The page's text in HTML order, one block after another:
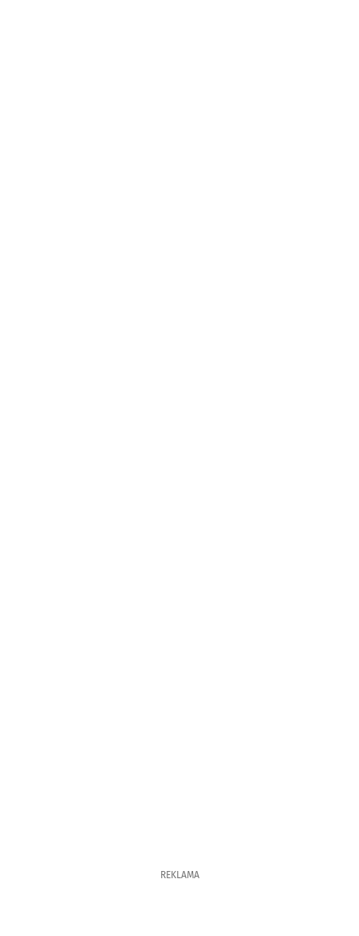
REKLAMA